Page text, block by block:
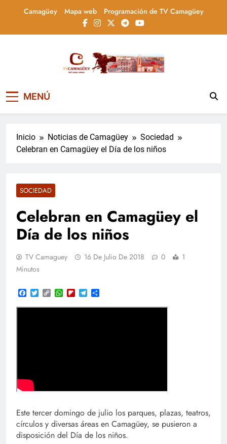
Camagüey Mapa web Programación de TV Camagüey
Televisión Camagüey,
Cuba
informa, educa y entretiene con contenidos
la actualidad nacional
MENÚ
Inicio Noticias de Camagüey
Sociedad
Celebran en Camagüey el Día de los niños
SOCIEDAD
Celebran en Camagüey el
Día de los niños
TV Camaguey 16 De Julio De 2018 0
1
Minutos
Facebook
TwitterCopy
Link
WhatsApp
FlipboardTelegram
Este tercer domingo de julio los parques, plazas, teatros,
círculos y diversas áreas en Camagüey, se pusieron a
disposición del Día de los niños.